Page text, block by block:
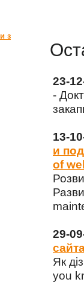
з
23-
-
13-
и
of
29-
Як
you